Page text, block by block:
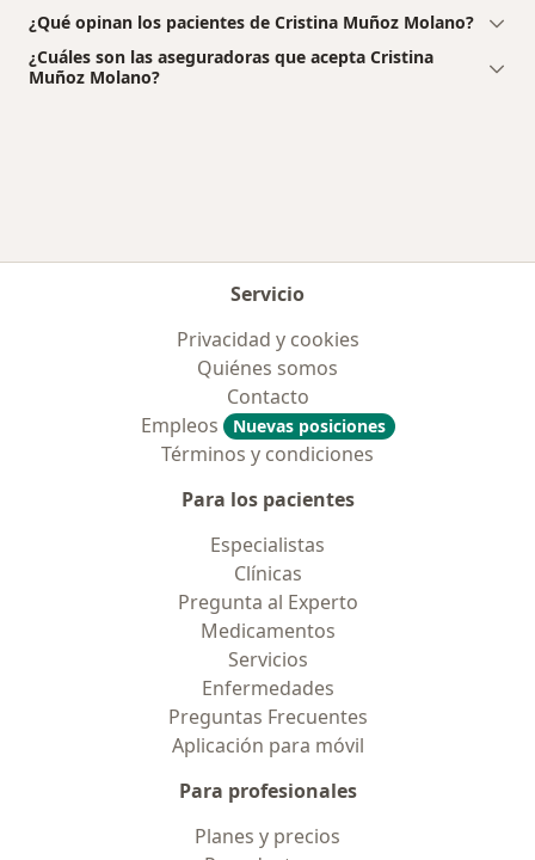
¿Qué opinan los pacientes de Cristina Muñoz Molano?
¿Cuáles son las aseguradoras que acepta Cristina
Muñoz Molano?
Servicio
Privacidad y cookies
Quiénes somos
Contacto
Empleos
Nuevas posiciones
Términos y condiciones
Para los pacientes
Especialistas
Clínicas
Pregunta al Experto
Medicamentos
Servicios
Enfermedades
Preguntas Frecuentes
Aplicación para móvil
Para profesionales
Planes y precios